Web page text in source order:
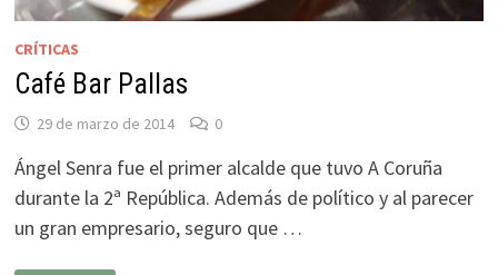
CRÍTICAS
Café Bar Pallas
29 de marzo de 2014 0
Ángel Senra fue el primer alcalde que tuvo A Coruña
durante la 2ª República. Además de político y al parecer
un gran empresario, seguro que …